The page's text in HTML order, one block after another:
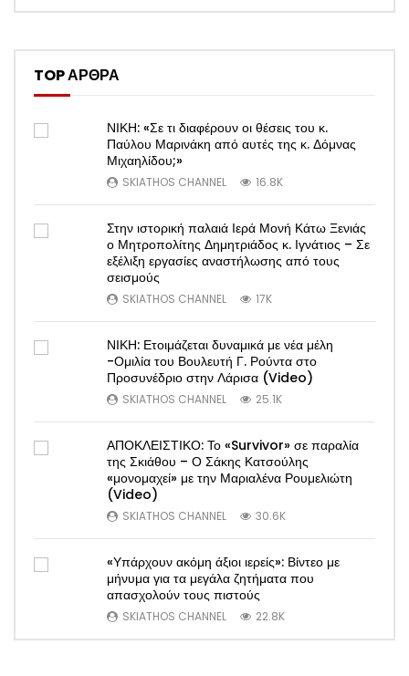
TOP ΑΡΘΡΑ
ΝΙΚΗ: «Σε τι διαφέρουν οι θέσεις του κ.
Παύλου Μαρινάκη από αυτές της κ. Δόμνας
Μιχαηλίδου;»
SKIATHOS CHANNEL 16.8K
Στην ιστορική παλαιά Ιερά Μονή Κάτω Ξενιάς
ο Μητροπολίτης Δημητριάδος κ. Ιγνάτιος – Σε
εξέλιξη εργασίες αναστήλωσης από τους
σεισμούς
SKIATHOS CHANNEL 17K
ΝΙΚΗ: Ετοιμάζεται δυναμικά με νέα μέλη
-Ομιλία του Βουλευτή Γ. Ρούντα στο
Προσυνέδριο στην Λάρισα (Video)
SKIATHOS CHANNEL 25.1K
ΑΠΟΚΛΕΙΣΤΙΚΟ: Το «Survivor» σε παραλία
της Σκιάθου – Ο Σάκης Κατσούλης
«μονομαχεί» με την Μαριαλένα Ρουμελιώτη
(Video)
SKIATHOS CHANNEL 30.6K
«Υπάρχουν ακόμη άξιοι ιερείς»: Βίντεο με
μήνυμα για τα μεγάλα ζητήματα που
απασχολούν τους πιστούς
SKIATHOS CHANNEL 22.8K